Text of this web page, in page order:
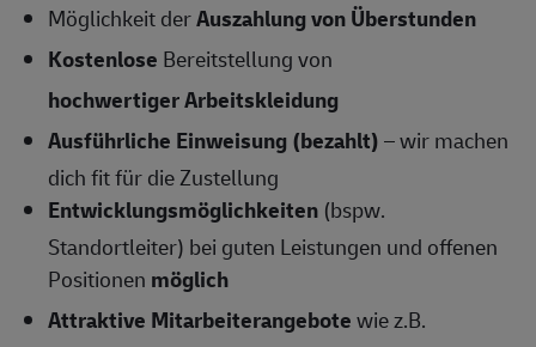
Möglichkeit derAuszahlung von Überstunden
Kostenlose Bereitstellung von
hochwertiger Arbeitskleidung
Ausführliche Einweisung (bezahlt)– wir machen
dich fit für die Zustellung
Entwicklungsmöglichkeiten (bspw.
Standortleiter) bei guten Leistungen und offenen
Positionen möglich
Attraktive Mitarbeiterangebotewie z.B.